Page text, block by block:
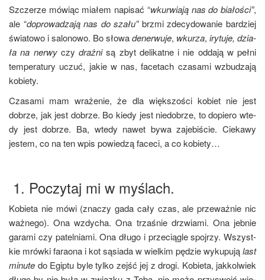
Szcze­rze mówiąc mia­łem napi­sać “wkur­wia­ją nas do bia­ło­ści”,
ale “dopro­wa­dza­ją nas do sza­łu”brzmi zde­cy­do­wa­nie bar­dziej
świa­to­wo i salo­no­wo. Bo sło­wadener­wu­je, wku­rza, iry­tu­je, dzia­
ła na ner­wy czy draż­nisą zbyt deli­kat­ne i nie odda­ją w peł­ni
tem­pe­ra­tu­ry uczuć, jakie w nas, face­tach cza­sa­mi wzbu­dza­ją
kobiety.
Cza­sa­mi mam wra­że­nie, że dla więk­szo­ści kobiet nie jest
dobrze, jak jest dobrze. Bo kie­dy jest nie­do­brze, to dopie­ro wte­
dy jest dobrze. Ba, wte­dy nawet bywa zaje­bi­ście. Cie­ka­wy
jestem, co na ten wpis powie­dzą face­ci, a co kobiety…
1. Poczytaj mi w myślach.
Kobie­ta nie mówi (zna­czy gada cały czas, ale prze­waż­nie nic
waż­ne­go). Ona wzdy­cha. Ona trza­śnie drzwia­mi. Ona jeb­nie
gara­mi czy patel­nia­mi. Ona dłu­go i prze­cią­gle spoj­rzy. Wszyst­
kie mrów­ki fara­ona i kot sąsia­da w wiel­kim pędzie wyku­pu­jąlast
minu­te do Egip­tu byle tyl­ko zejść jej z dro­gi. Kobie­ta, jak­kol­wiek